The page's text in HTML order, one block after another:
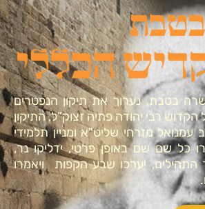
בטבת, נערוך את תיקון הנפטרים
רבי יהודה פתיה זצוק”ל, התיקון
מזרחי שליט"א ומניין תלמידי
כל שם שם באופן פרטי, ידליקו נר,
יערכו שבע הקפות ויאמרו